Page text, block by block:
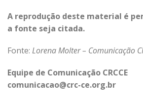
A reprodução deste material é
a fonte seja citada.
Fonte: Lorena Molter – Comunicação
Equipe de Comunicação CRCCE
comunicacao@crc-ce.org.br